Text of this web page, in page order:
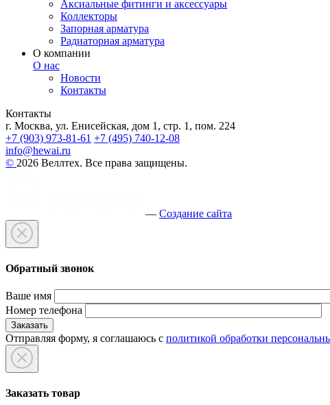
Аксиальные фитинги и аксессуары
Коллекторы
Запорная арматура
Радиаторная арматура
О компании
О нас
Новости
Контакты
Контакты
г. Москва, ул. Енисейская, дом 1, стр. 1, пом. 224
+7 (903) 973-81-61 +7 (495) 740-12-08
info@hewai.ru
© 2026 Веллтех. Все права защищены.
— Создание сайта
Обратный звонок
Ваше имя
Номер телефона
Отправляя форму, я соглашаюсь с политикой обработки
Заказать товар